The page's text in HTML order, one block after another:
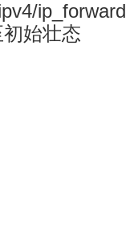
ip_forward
始壮态